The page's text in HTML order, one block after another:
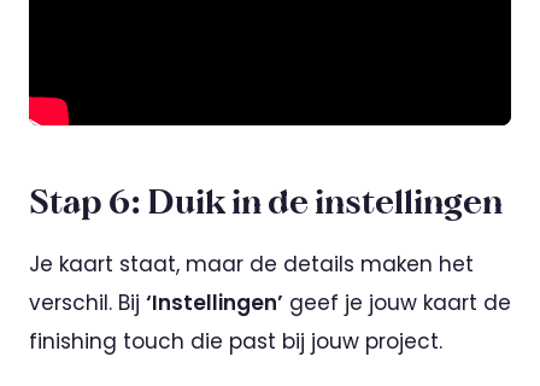
Stap 6: Duik in de instellingen
Je kaart staat, maar de details maken het
verschil. Bij ‘Instellingen’ geef je jouw kaart de
finishing touch die past bij jouw project.